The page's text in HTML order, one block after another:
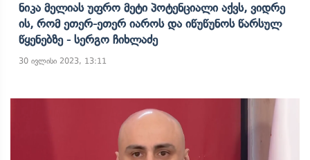
Ნიკა Მელიას Უფრო Მეტი Პოტენციალი Აქვს, Ვიდრე
Ის, Რომ Ეთერ-Ეთერ Იაროს Და Იწუწუნოს Წარსულ
Წყენებზე - Სერგო Ჩიხლაძე
30 ივლისი 2023, 13:11